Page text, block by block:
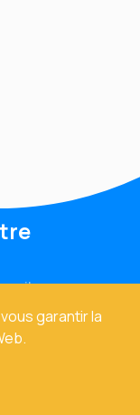
garantir la